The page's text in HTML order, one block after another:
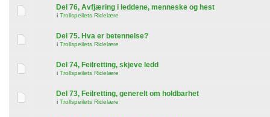
Del 76, Avfjæring i leddene, menneske og hest
i Trollspeilets Ridelære
Del 75. Hva er betennelse?
i Trollspeilets Ridelære
Del 74, Feilretting, skjeve ledd
i Trollspeilets Ridelære
Del 73, Feilretting, generelt om holdbarhet
i Trollspeilets Ridelære